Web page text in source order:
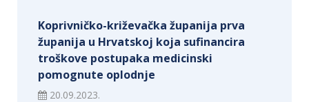
Koprivničko-križevačka županija prva
županija u Hrvatskoj koja sufinancira
troškove postupaka medicinski
pomognute oplodnje
20.09.2023.